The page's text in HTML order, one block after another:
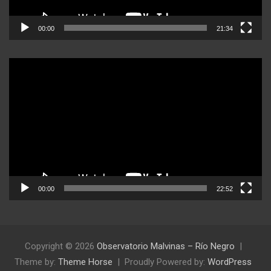
00:00 21:34
00:00 22:52
Copyright © 2026 Observatorio Malvinas – Río Negro
Theme by: Theme Horse Proudly Powered by: WordPress